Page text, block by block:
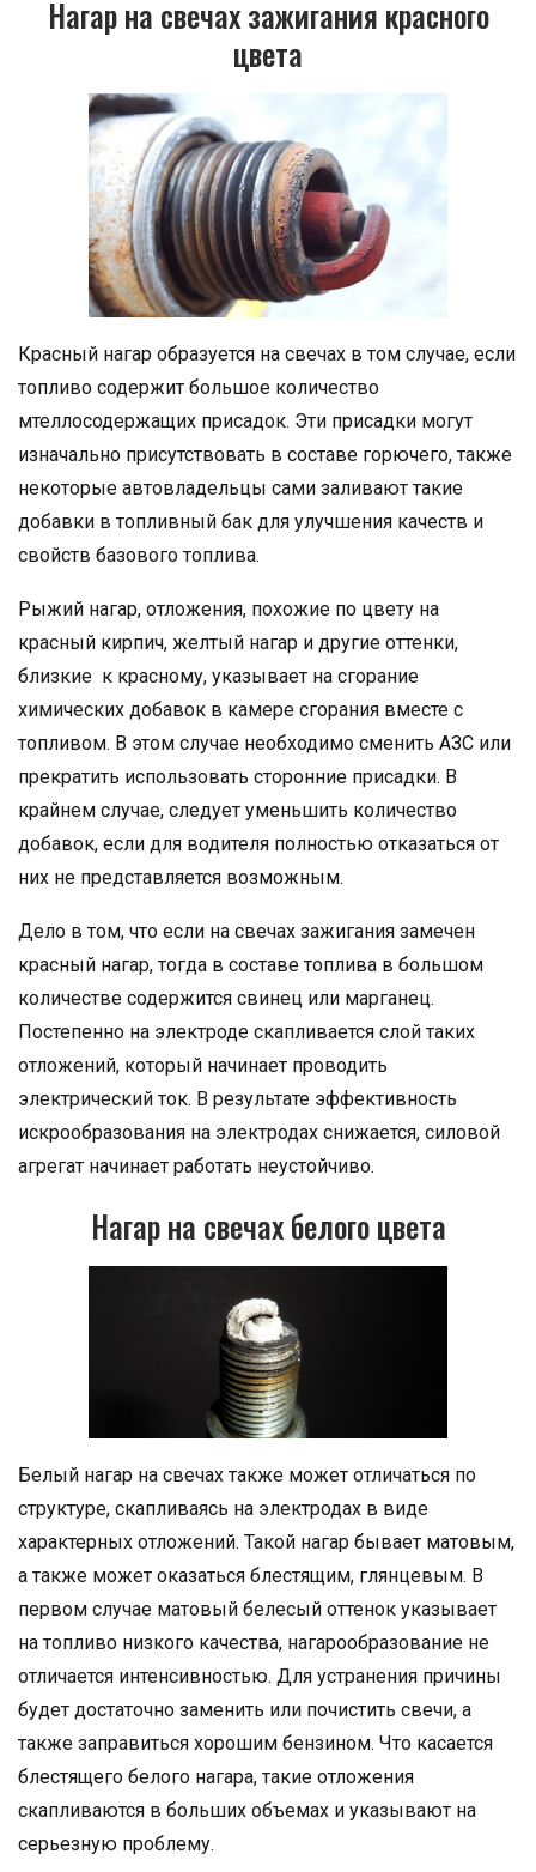
Нагар на свечах зажигания красного
цвета
Красный нагар образуется на свечах в том случае, если
топливо содержит большое количество
мтеллосодержащих присадок. Эти присадки могут
изначально присутствовать в составе горючего, также
некоторые автовладельцы сами заливают такие
добавки в топливный бак для улучшения качеств и
свойств базового топлива.
Рыжий нагар, отложения, похожие по цвету на
красный кирпич, желтый нагар и другие оттенки,
близкие к красному, указывает на сгорание
химических добавок в камере сгорания вместе с
топливом. В этом случае необходимо сменить АЗС или
прекратить использовать сторонние присадки. В
крайнем случае, следует уменьшить количество
добавок, если для водителя полностью отказаться от
них не представляется возможным.
Дело в том, что если на свечах зажигания замечен
красный нагар, тогда в составе топлива в большом
количестве содержится свинец или марганец.
Постепенно на электроде скапливается слой таких
отложений, который начинает проводить
электрический ток. В результате эффективность
искрообразования на электродах снижается, силовой
агрегат начинает работать неустойчиво.
Нагар на свечах белого цвета
Белый нагар на свечах также может отличаться по
структуре, скапливаясь на электродах в виде
характерных отложений. Такой нагар бывает матовым,
а также может оказаться блестящим, глянцевым. В
первом случае матовый белесый оттенок указывает
на топливо низкого качества, нагарообразование не
отличается интенсивностью. Для устранения причины
будет достаточно заменить или почистить свечи, а
также заправиться хорошим бензином. Что касается
блестящего белого нагара, такие отложения
скапливаются в больших объемах и указывают на
серьезную проблему.